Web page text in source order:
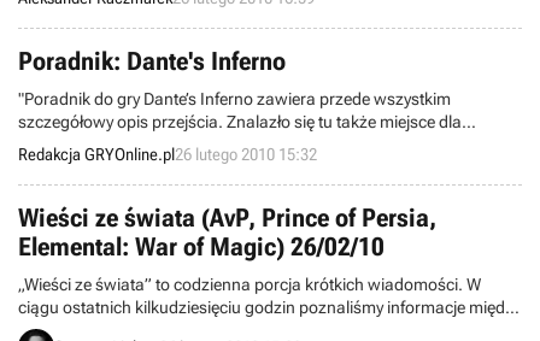
Oferta ważna jest tylko przez jeden dzień.
Poradnik: Dante's Inferno
"Poradnik do gry Dante’s Inferno zawiera przede wszystkim
szczegółowy opis przejścia. Znalazło się tu także miejsce dla
informacji na temat znajdziek."
Redakcja GRYOnline.pl26 lutego 2010 15:32
Wieści ze świata (AvP, Prince of Persia,
Elemental: War of Magic) 26/02/10
„Wieści ze świata” to codzienna porcja krótkich wiadomości. W
ciągu ostatnich kilkudziesięciu godzin poznaliśmy informacje między
innymi o łatkach do pecetowego Aliens vs Predator, dwóch